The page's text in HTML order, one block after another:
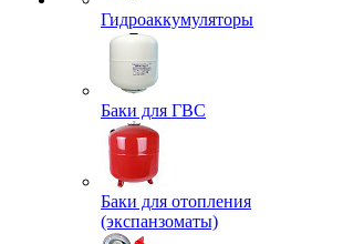
Гидроаккумуляторы
Баки для ГВС
Баки для отопления
(экспанзоматы)